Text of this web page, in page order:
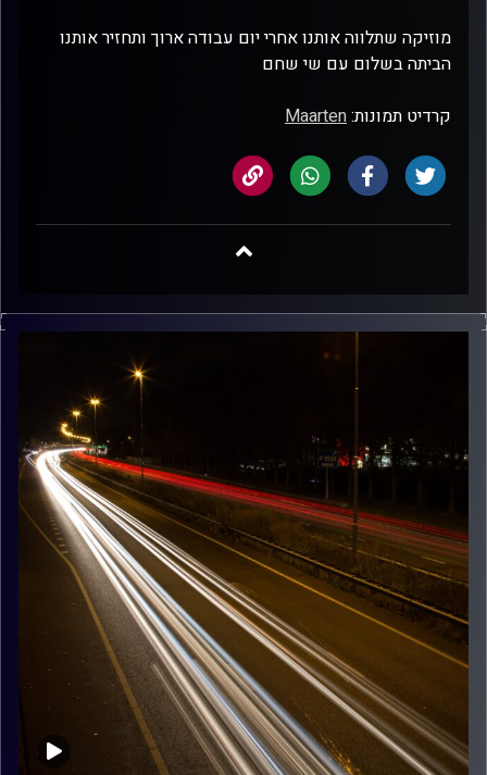
מוזיקה שתלווה אותנו אחרי יום עבודה ארוך ותחזיר אותנו
הביתה בשלום עם שי שחם
קרדיט תמונות:Maarten